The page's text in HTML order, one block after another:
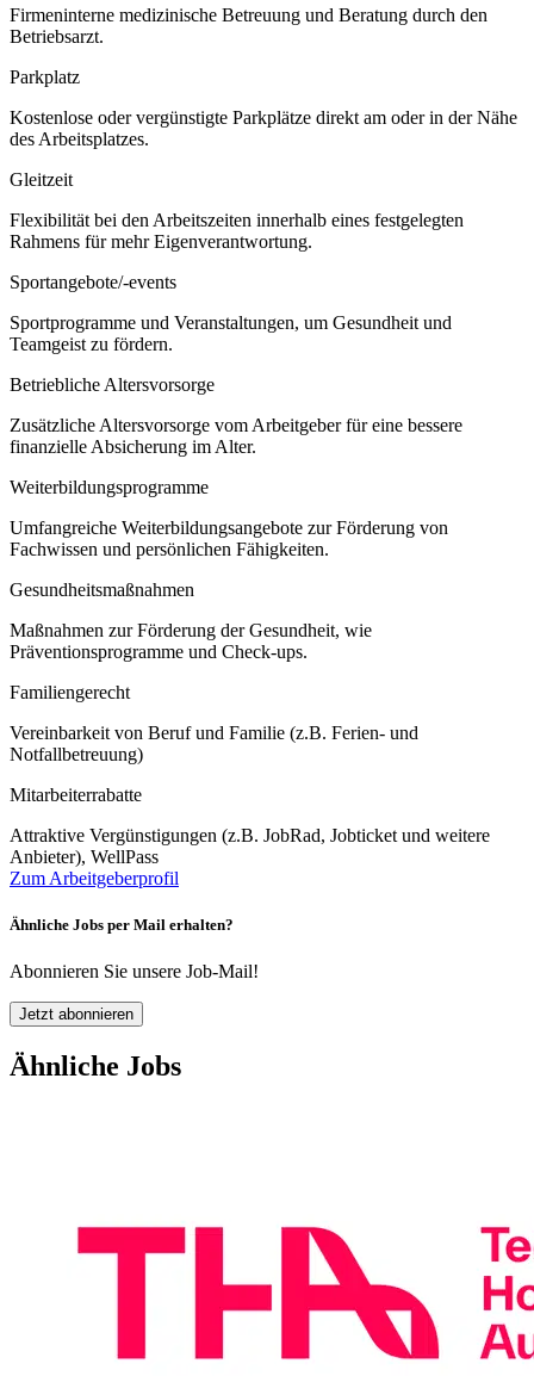
Firmeninterne medizinische Betreuung und Beratung durch den
Betriebsarzt.
Parkplatz
Kostenlose oder vergünstigte Parkplätze direkt am oder in der Nähe
des Arbeitsplatzes.
Gleitzeit
Flexibilität bei den Arbeitszeiten innerhalb eines festgelegten
Rahmens für mehr Eigenverantwortung.
Sportangebote/-events
Sportprogramme und Veranstaltungen, um Gesundheit und
Teamgeist zu fördern.
Betriebliche Altersvorsorge
Zusätzliche Altersvorsorge vom Arbeitgeber für eine bessere
finanzielle Absicherung im Alter.
Weiterbildungsprogramme
Umfangreiche Weiterbildungsangebote zur Förderung von
Fachwissen und persönlichen Fähigkeiten.
Gesundheitsmaßnahmen
Maßnahmen zur Förderung der Gesundheit, wie
Präventionsprogramme und Check-ups.
Familiengerecht
Vereinbarkeit von Beruf und Familie (z.B. Ferien- und
Notfallbetreuung)
Mitarbeiterrabatte
Attraktive Vergünstigungen (z.B. JobRad, Jobticket und weitere
Anbieter), WellPass
Zum Arbeitgeberprofil
Ähnliche Jobs per Mail erhalten?
Abonnieren Sie unsere Job-Mail!
Jetzt abonnieren
Ähnliche Jobs